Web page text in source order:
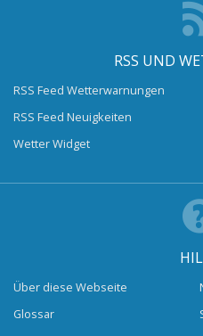
RSS UND
RSS Feed Wetterwarnungen
RSS Feed Neuigkeiten
Wetter Widget
Über diese Webseite
Glossar